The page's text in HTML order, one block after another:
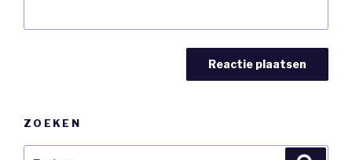
ZOEKEN